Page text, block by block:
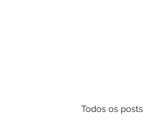
Todos os posts